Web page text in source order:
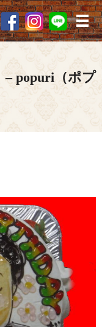
メ
popuri（ポプ